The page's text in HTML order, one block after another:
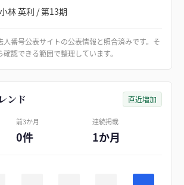
林 英利 / 第13期
人番号公表サイトの公表情報と照合済みです。そ
認できる範囲で整理しています。
ンド 直近増加
前3か月
0件
連続掲載
1か月